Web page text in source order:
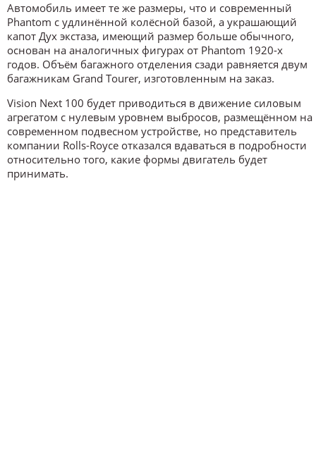
Автомобиль имеет те же размеры, что и современный
Phantom с удлинённой колёсной базой, а украшающий
капот Дух экстаза, имеющий размер больше обычного,
основан на аналогичных фигурах от Phantom 1920-х
годов. Объём багажного отделения сзади равняется двум
багажникам Grand Tourer, изготовленным на заказ.
Vision Next 100 будет приводиться в движение силовым
агрегатом с нулевым уровнем выбросов, размещённом на
современном подвесном устройстве, но представитель
компании Rolls-Royce отказался вдаваться в подробности
относительно того, какие формы двигатель будет
принимать.